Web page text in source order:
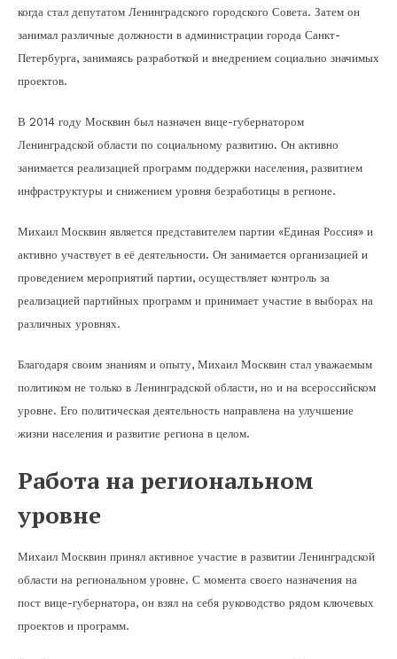
когда стал депутатом Ленинградского городского Совета. Затем он
занимал различные должности в администрации города Санкт-
Петербурга, занимаясь разработкой и внедрением социально значимых
проектов.
В 2014 году Москвин был назначен вице-губернатором
Ленинградской области по социальному развитию. Он активно
занимается реализацией программ поддержки населения, развитием
инфраструктуры и снижением уровня безработицы в регионе.
Михаил Москвин является представителем партии «Единая Россия» и
активно участвует в её деятельности. Он занимается организацией и
проведением мероприятий партии, осуществляет контроль за
реализацией партийных программ и принимает участие в выборах на
различных уровнях.
Благодаря своим знаниям и опыту, Михаил Москвин стал уважаемым
политиком не только в Ленинградской области, но и на всероссийском
уровне. Его политическая деятельность направлена на улучшение
жизни населения и развитие региона в целом.
Работа на региональном
уровне
Михаил Москвин принял активное участие в развитии Ленинградской
области на региональном уровне. С момента своего назначения на
пост вице-губернатора, он взял на себя руководство рядом ключевых
проектов и программ.